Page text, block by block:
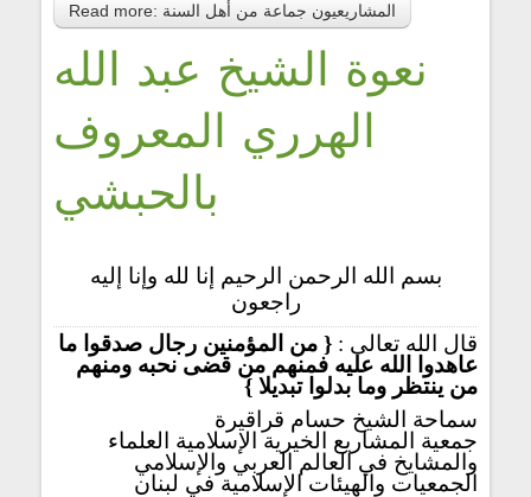
Read more: المشاريعيون جماعة من أهل السنة
نعوة الشيخ عبد الله
الهرري المعروف
بالحبشي
بسم الله الرحمن الرحيم إنا لله وإنا إليه
راجعون
قال الله تعالى :{ من المؤمنين رجال صدقوا ما
عاهدوا الله عليه فمنهم من قضى نحبه ومنهم
من ينتظر وما بدلوا تبديلا }
سماحة الشيخ حسام قراقيرة
جمعية المشاريع الخيرية الإسلامية العلماء
والمشايخ في العالم العربي والإسلامي
الجمعيات والهيئات الإسلامية في لبنان